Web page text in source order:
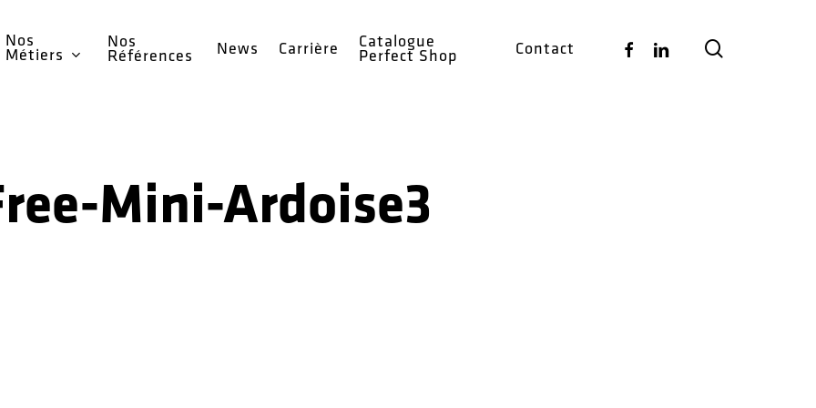
Nos
Métiers
Nos
Références
News Carrière
Catalogue
Perfect Shop
Contact FacebookLinkedin
Mini-Ardoise3